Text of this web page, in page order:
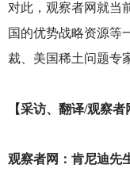
对此，观察者网就当
国的优势战略资源等
裁、美国稀土问题专
【采访、翻译/观察者
观察者网：肯尼迪先